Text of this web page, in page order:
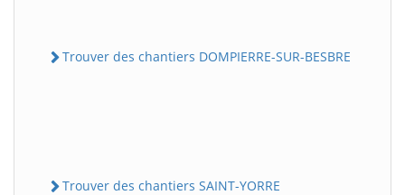
Trouver des chantiers DOMPIERRE-SUR-BESBRE
Trouver des chantiers SAINT-YORRE